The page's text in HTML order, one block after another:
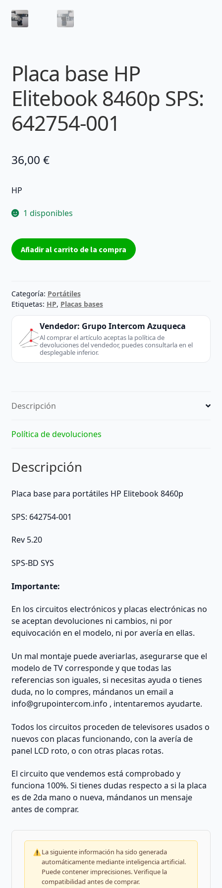
Placa base HP
Elitebook 8460p SPS:
642754-001
36,00 €
HP
1 disponibles
Placa
base
8460p
SPS:
642754-
cantidad
Añadir al carrito de la compra
Categoría: Portátiles
Etiquetas: HP, Placas bases
Vendedor: Grupo Intercom Azuqueca
Al comprar el artículo aceptas la política de
devoluciones del vendedor, puedes consultarla en el
desplegable inferior.
Descripción
Política de devoluciones
Descripción
Placa base para portátiles HP Elitebook 8460p
SPS: 642754-001
Rev 5.20
SPS-BD SYS
Importante:
En los circuitos electrónicos y placas electrónicas no
se aceptan devoluciones ni cambios, ni por
equivocación en el modelo, ni por avería en ellas.
Un mal montaje puede averiarlas, asegurarse que el
modelo de TV corresponde y que todas las
referencias son iguales, si necesitas ayuda o tienes
duda, no lo compres, mándanos un email a
info@grupointercom.info , intentaremos ayudarte.
Todos los circuitos proceden de televisores usados o
nuevos con placas funcionando, con la avería de
panel LCD roto, o con otras placas rotas.
El circuito que vendemos está comprobado y
funciona 100%. Si tienes dudas respecto a si la placa
es de 2da mano o nueva, mándanos un mensaje
antes de comprar.
La siguiente información ha sido generada
automáticamente mediante inteligencia artificial.
Puede contener imprecisiones. Verifique la
compatibilidad antes de comprar.